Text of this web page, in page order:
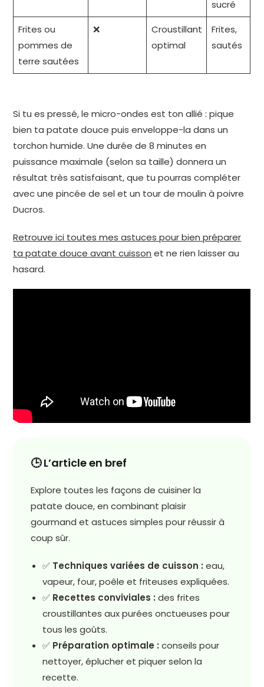
sucré
Frites ou
pommes de
terre sautées
❌
Croustillant
optimal
Frites,
sautés
Si tu es pressé, le micro-ondes est ton allié : pique
bien ta patate douce puis enveloppe-la dans un
torchon humide. Une durée de 8 minutes en
puissance maximale (selon sa taille) donnera un
résultat très satisfaisant, que tu pourras compléter
avec une pincée de sel et un tour de moulin à poivre
Ducros.
Retrouve ici toutes mes astuces pour bien préparer
ta patate douce avant cuisson et ne rien laisser au
hasard.
🕒 L’article en bref
Explore toutes les façons de cuisiner la
patate douce, en combinant plaisir
gourmand et astuces simples pour réussir à
coup sûr.
✅ Techniques variées de cuisson : eau,
vapeur, four, poêle et friteuses expliquées.
✅ Recettes conviviales : des frites
croustillantes aux purées onctueuses pour
tous les goûts.
✅ Préparation optimale : conseils pour
nettoyer, éplucher et piquer selon la
recette.